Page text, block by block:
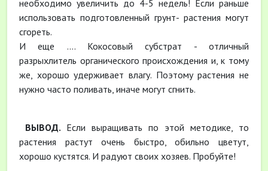
необходимо увеличить до 4-5 недель! Если раньше
использовать подготовленный грунт- растения могут
сгореть.
И еще .... Кокосовый субстрат - отличный
разрыхлитель органического происхождения и, к тому
же, хорошо удерживает влагу. Поэтому растения не
нужно часто поливать, иначе могут сгнить.
ВЫВОД. Если выращивать по этой методике, то
растения растут очень быстро, обильно цветут,
хорошо кустятся. И радуют своих хозяев. Пробуйте!